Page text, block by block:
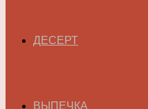
ДЕСЕРТ
ВЫПЕЧКА